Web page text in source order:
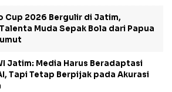
Cup 2026 Bergulir di Jatim,
Muda Sepak Bola dari Papua
Jatim: Media Harus Beradaptasi
Tapi Tetap Berpijak pada Akurasi